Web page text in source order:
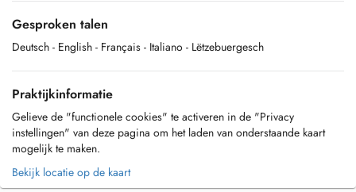
Gesproken talen
Deutsch - English - Français - Italiano - Lëtzebuergesch
Praktijkinformatie
Gelieve de "functionele cookies" te activeren in de "Privacy
instellingen" van deze pagina om het laden van onderstaande kaart
mogelijk te maken.
Bekijk locatie op de kaart